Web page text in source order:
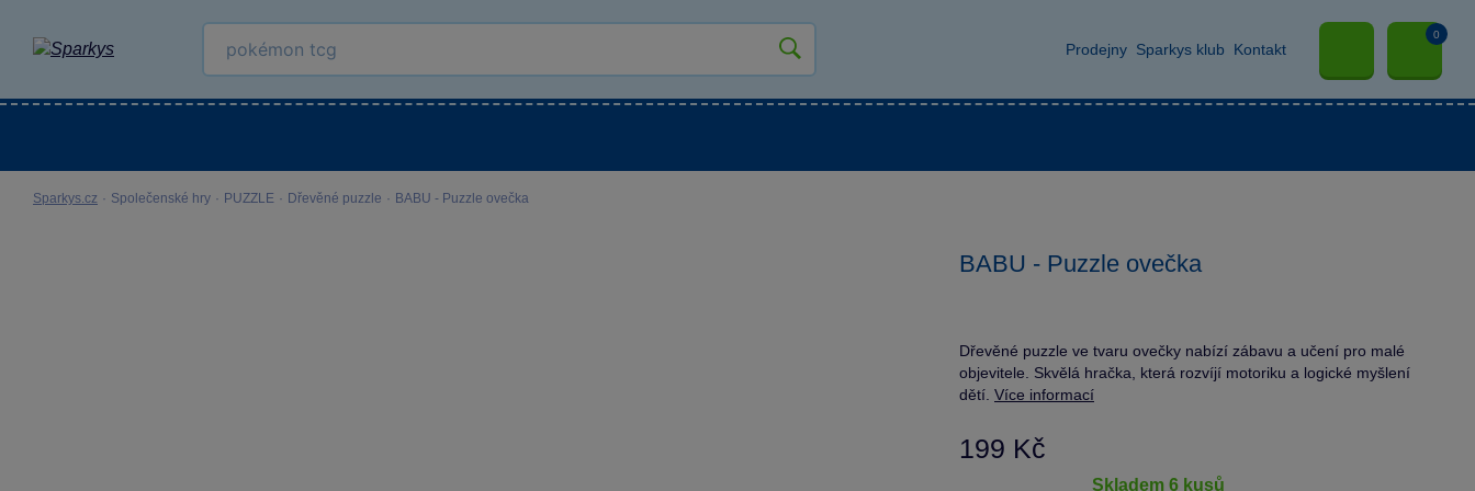
Prodejny Sparkys klub Kontakt
0
Sparkys.cz · Společenské hry · PUZZLE · Dřevěné puzzle · BABU - Puzzle ovečka
BABU - Puzzle ovečka
Dřevěné puzzle ve tvaru ovečky nabízí zábavu a učení pro malé
objevitele. Skvělá hračka, která rozvíjí motoriku a logické myšlení
dětí. Více informací
199 Kč
skladem 6 kusů